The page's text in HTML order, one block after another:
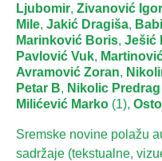
Ljubomir, Zivanović Igor
Mile, Jakić Dragiša,
Marinković Boris, Ješić
Pavlović Vuk,
Avramović Zoran,
Petar B, Nikolic Predrag
Milićević Marko (1),
Sremske novine polažu
sadržaje (tekstualne,